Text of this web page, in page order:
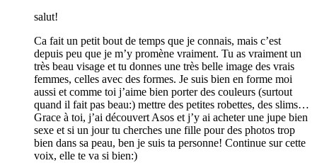
salut!
Ca fait un petit bout de temps que je connais, mais c’est
depuis peu que je m’y promène vraiment. Tu as vraiment un
très beau visage et tu donnes une très belle image des vrais
femmes, celles avec des formes. Je suis bien en forme moi
aussi et comme toi j’aime bien porter des couleurs (surtout
quand il fait pas beau:) mettre des petites robettes, des slims…
Grace à toi, j’ai découvert Asos et j’y ai acheter une jupe bien
sexe et si un jour tu cherches une fille pour des photos trop
bien dans sa peau, ben je suis ta personne! Continue sur cette
voix, elle te va si bien:)